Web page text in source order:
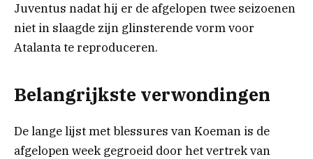
Juventus nadat hij er de afgelopen twee seizoenen
niet in slaagde zijn glinsterende vorm voor
Atalanta te reproduceren.
Belangrijkste verwondingen
De lange lijst met blessures van Koeman is de
afgelopen week gegroeid door het vertrek van